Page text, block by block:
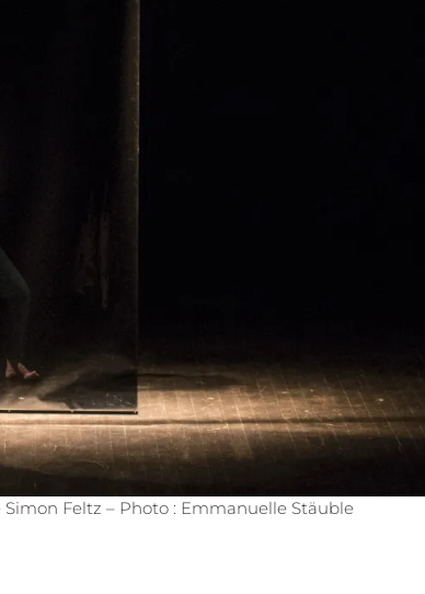
Simon Feltz – Photo : Emmanuelle Stäuble